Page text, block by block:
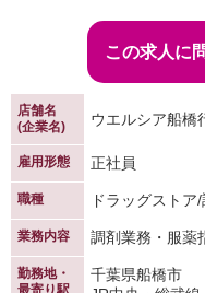
この求人に
店舗名
(企業名)
ウエルシア船橋
雇用形態 正社員
職種 ドラッグストア
業務内容 調剤業務・服薬
勤務地・
最寄り駅
千葉県船橋市